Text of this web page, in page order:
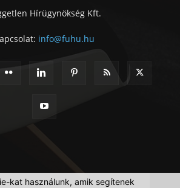
Hírügynökség Kft.
info@fuhu.hu
kat használunk, amik segítenek